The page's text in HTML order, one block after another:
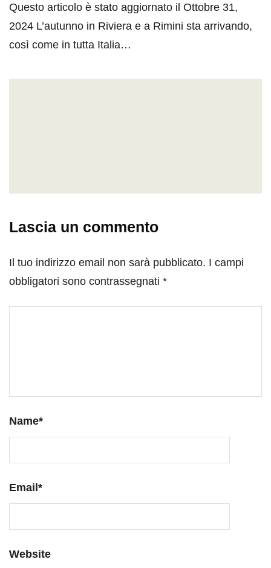
Questo articolo è stato aggiornato il Ottobre 31,
2024 L’autunno in Riviera e a Rimini sta arrivando,
così come in tutta Italia…
Lascia un commento
Il tuo indirizzo email non sarà pubblicato. I campi
obbligatori sono contrassegnati *
Name*
Email*
Website